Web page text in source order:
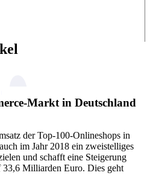
Markt in Deutschland
der Top-100-Onlineshops in
im Jahr 2018 ein zweistelliges
und schafft eine Steigerung
33,6 Milliarden Euro. Dies geht